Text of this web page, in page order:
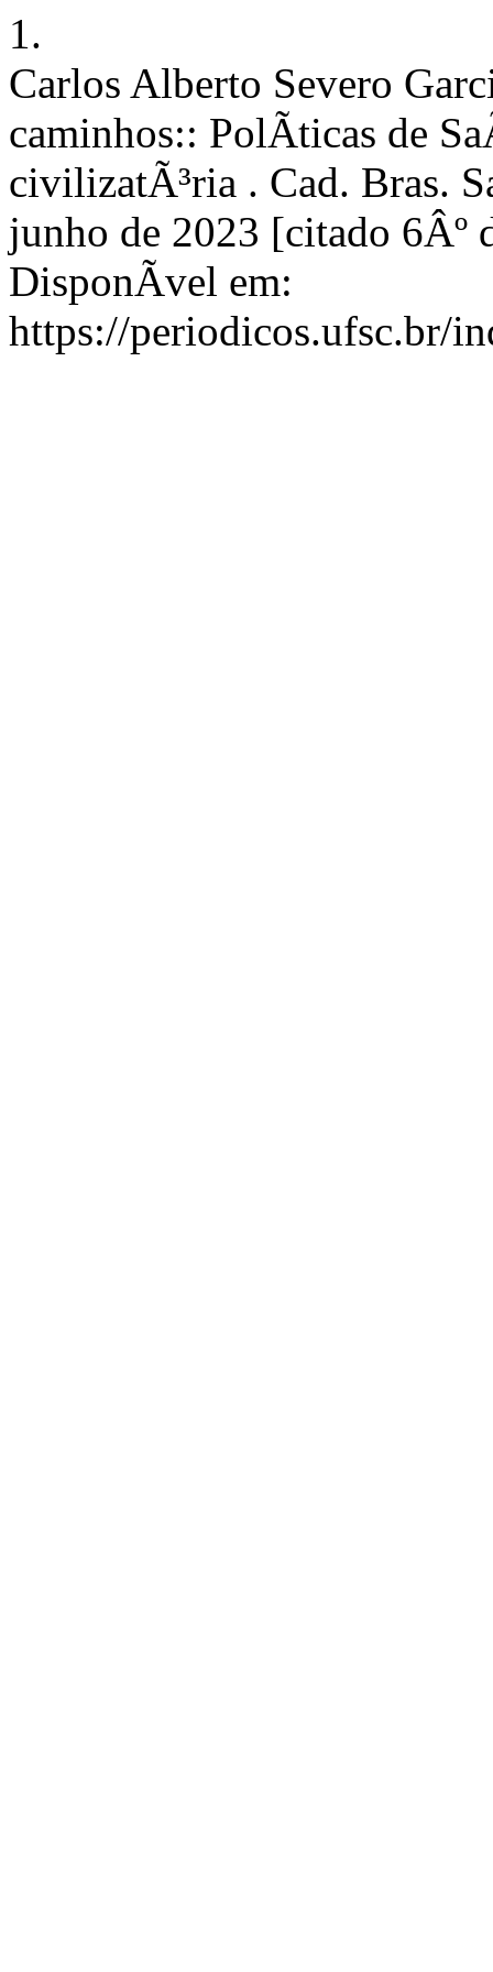
1.
Carlos Alberto Severo
caminhos:: PolÃ­ticas de
civilizatÃ³ria . Cad. Bras.
junho de 2023 [citado 6Âº
DisponÃ­vel em:
https://periodicos.ufsc.br/